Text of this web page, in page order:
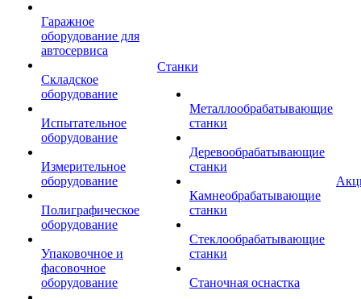
Гаражное
оборудование для
автосервиса
Складское
оборудование
Испытательное
оборудование
Измерительное
оборудование
Полиграфическое
оборудование
Упаковочное и
фасовочное
оборудование
Станки
Металлообрабатывающие
станки
Деревообрабатывающие
станки
Камнеобрабатывающие
станки
Стеклообрабатывающие
станки
Станочная оснастка